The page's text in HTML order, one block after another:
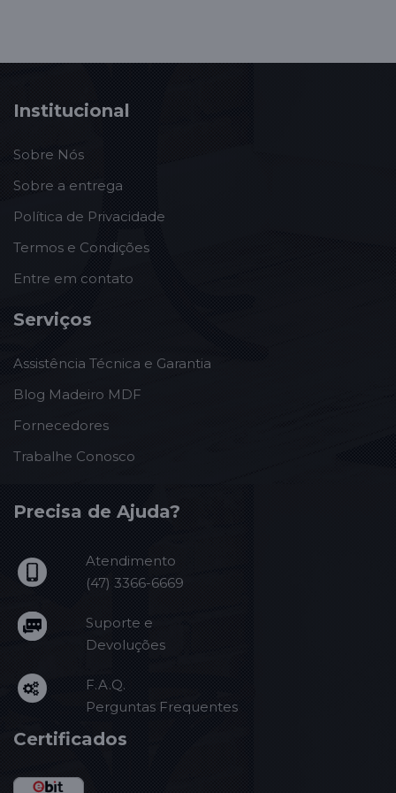
Institucional
Sobre Nós
Sobre a entrega
Política de Privacidade
Termos e Condições
Entre em contato
Serviços
Assistência Técnica e Garantia
Blog Madeiro MDF
Fornecedores
Trabalhe Conosco
Precisa de Ajuda?
Atendimento
(47) 3366-6669
Suporte e
Devoluções
F.A.Q.
Perguntas Frequentes
Certificados